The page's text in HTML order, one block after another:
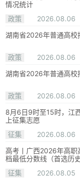
情况统计
政策
2026.08.06
湖南省2026年普通高校
政策 2026.08.06
湖南省2026年普通高校
政策 2026.08.06
8月6日9时至15时，江
上征集志愿
征集
2026.08.06
高考丨广西2026年高职
档最低分数线（首选历
征集
2026.08.05